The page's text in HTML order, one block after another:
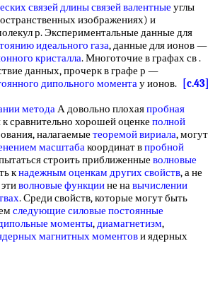
связей длинысвязей валентные углы
изображениях) и
р. Экспериментальные данные для
идеального газа, данные для ионов —
кристалла. Многоточие в графах св .
данных, прочерк в графе р —
дипольного моментау ионов.
[c.43]
методаА довольно плохаяпробная
сравнительно хорошей оценке полной
налагаемые теоремой вириала, могут
масштабакоординат впробной
строить приближенные волновые
кнадежным оценкам других свойств, а не
волновые функциине навычислении
. Среди свойств, которые могут быть
следующие силовые постоянные
моменты,диамагнетизм,
магнитных моментови ядерных